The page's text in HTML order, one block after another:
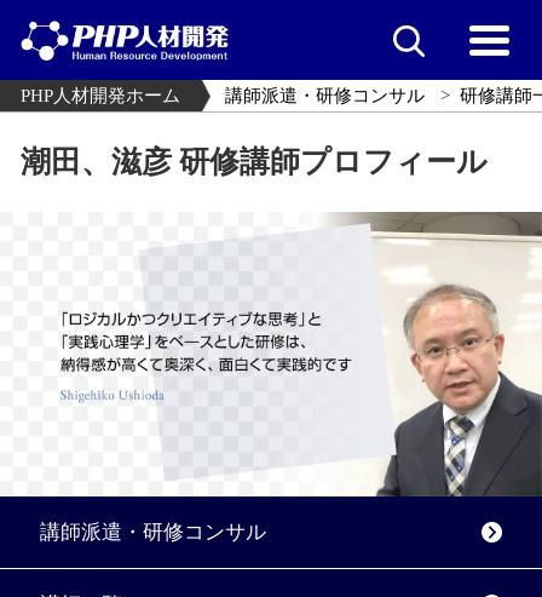
PHP人材開発ホーム 講師派遣・研修コンサル 研修講師
潮田、滋彦 研修講師プロフィール
講師派遣・研修コンサル